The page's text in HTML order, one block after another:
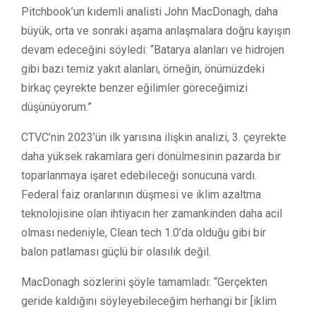
Pitchbook’un kıdemli analisti John MacDonagh, daha
büyük, orta ve sonraki aşama anlaşmalara doğru kayışın
devam edeceğini söyledi: “Batarya alanları ve hidrojen
gibi bazı temiz yakıt alanları, örneğin, önümüzdeki
birkaç çeyrekte benzer eğilimler göreceğimizi
düşünüyorum.”
CTVC’nin 2023’ün ilk yarısına ilişkin analizi, 3. çeyrekte
daha yüksek rakamlara geri dönülmesinin pazarda bir
toparlanmaya işaret edebileceği sonucuna vardı.
Federal faiz oranlarının düşmesi ve iklim azaltma
teknolojisine olan ihtiyacın her zamankinden daha acil
olması nedeniyle, Clean tech 1.0’da olduğu gibi bir
balon patlaması güçlü bir olasılık değil.
MacDonagh sözlerini şöyle tamamladı: “Gerçekten
geride kaldığını söyleyebileceğim herhangi bir [iklim